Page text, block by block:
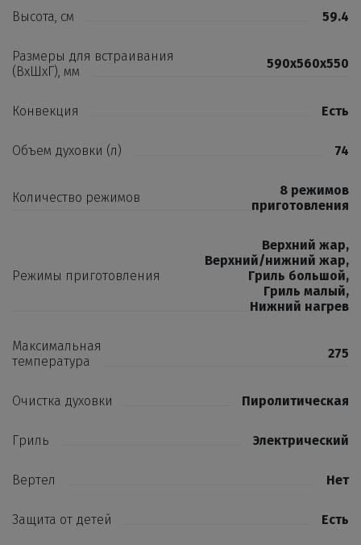
Высота, см 59.4
Размеры для встраивания
(ВхШхГ), мм
590x560x550
Конвекция Есть
Объем духовки (л) 74
Количество режимов
8 режимов
приготовления
Режимы приготовления
Верхний жар,
Верхний/нижний жар,
Гриль большой,
Гриль малый,
Нижний нагрев
Максимальная
температура
275
Очистка духовки Пиролитическая
Гриль Электрический
Вертел Нет
Защита от детей Есть